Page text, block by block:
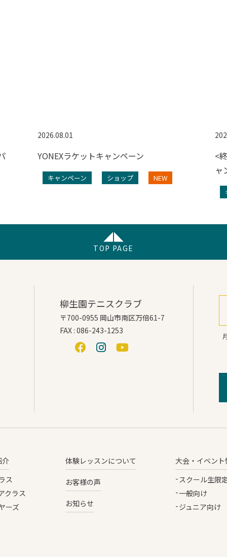
2026.08.01
YONEXラケットキャンペーン
キャンペーン ショップ NEW
<
ャ
TOP PAGE
柳生園テニスクラブ
〒700-0955 岡山市南区万倍61-7
FAX : 086-243-1253
介
ス
クラス
ーズ
体験レッスンについて
お客様の声
お知らせ
大会・イベント
スクール生限
一般向け
ジュニア向け